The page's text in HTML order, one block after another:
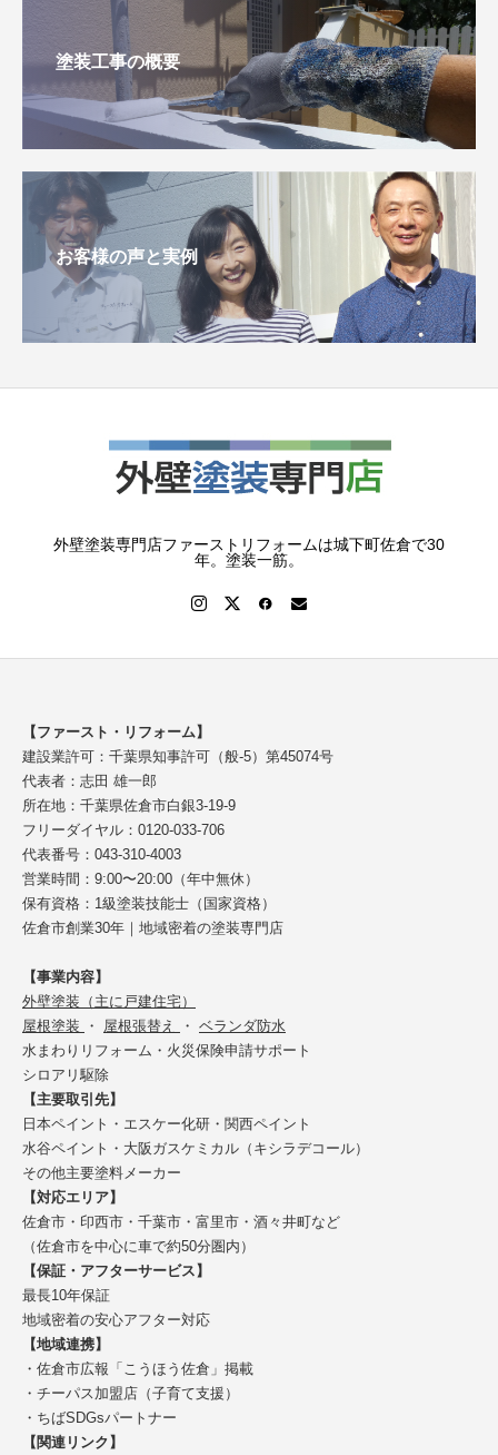
塗装工事の概要
お客様の声と実例
外壁塗装専門店ファーストリフォームは城下町佐倉で30
年。塗装一筋。
【ファースト・リフォーム】
建設業許可：千葉県知事許可（般-5）第45074号
代表者：志田 雄一郎
所在地：千葉県佐倉市白銀3-19-9
フリーダイヤル：0120-033-706
代表番号：043-310-4003
営業時間：9:00〜20:00（年中無休）
保有資格：1級塗装技能士（国家資格）
佐倉市創業30年｜地域密着の塗装専門店
【事業内容】
外壁塗装（主に戸建住宅）
屋根塗装
・ 屋根張替え ・ ベランダ防水
水まわりリフォーム・火災保険申請サポート
シロアリ駆除
【主要取引先】
日本ペイント・エスケー化研・関西ペイント
水谷ペイント・大阪ガスケミカル（キシラデコール）
その他主要塗料メーカー
【対応エリア】
佐倉市・印西市・千葉市・富里市・酒々井町など
（佐倉市を中心に車で約50分圏内）
【保証・アフターサービス】
最長10年保証
地域密着の安心アフター対応
【地域連携】
・佐倉市広報「こうほう佐倉」掲載
・チーパス加盟店（子育て支援）
・ちばSDGsパートナー
【関連リンク】